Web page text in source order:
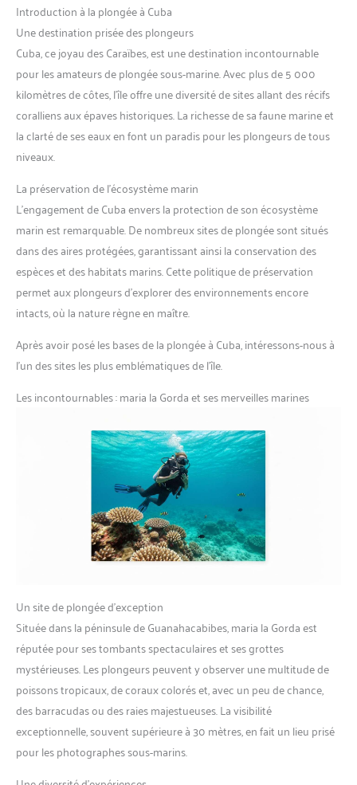
Introduction à la plongée à Cuba
Une destination prisée des plongeurs
Cuba, ce joyau des Caraïbes, est une destination incontournable
pour les amateurs de plongée sous-marine. Avec plus de 5 000
kilomètres de côtes, l’île offre une diversité de sites allant des récifs
coralliens aux épaves historiques. La richesse de sa faune marine et
la clarté de ses eaux en font un paradis pour les plongeurs de tous
niveaux.
La préservation de l’écosystème marin
L’engagement de Cuba envers la protection de son écosystème
marin est remarquable. De nombreux sites de plongée sont situés
dans des aires protégées, garantissant ainsi la conservation des
espèces et des habitats marins. Cette politique de préservation
permet aux plongeurs d’explorer des environnements encore
intacts, où la nature règne en maître.
Après avoir posé les bases de la plongée à Cuba, intéressons-nous à
l’un des sites les plus emblématiques de l’île.
Les incontournables : maria la Gorda et ses merveilles marines
Un site de plongée d’exception
Située dans la péninsule de Guanahacabibes, maria la Gorda est
réputée pour ses tombants spectaculaires et ses grottes
mystérieuses. Les plongeurs peuvent y observer une multitude de
poissons tropicaux, de coraux colorés et, avec un peu de chance,
des barracudas ou des raies majestueuses. La visibilité
exceptionnelle, souvent supérieure à 30 mètres, en fait un lieu prisé
pour les photographes sous-marins.